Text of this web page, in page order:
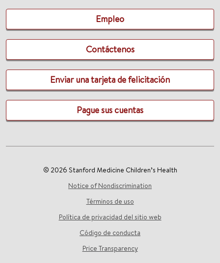
Empleo
Contáctenos
Enviar una tarjeta de felicitación
Pague sus cuentas
© 2026 Stanford Medicine Children’s Health
Notice of Nondiscrimination
Términos de uso
Política de privacidad del sitio web
Código de conducta
Price Transparency